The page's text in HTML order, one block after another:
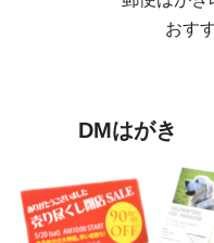
おす
DMはがき